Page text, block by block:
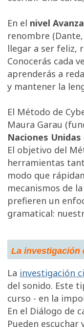
En el nivel
renombre
llegar a ser feliz,
Conocerás cada
aprenderás a
y mantener la
El Método de
Maura Garau
Naciones
El objetivo del
herramientas
modo que
mecanismos de
prefieren un
gramatical:
La investigación
La investigación
del sonido. Este
curso - en la
En el Diálogo de
Pueden